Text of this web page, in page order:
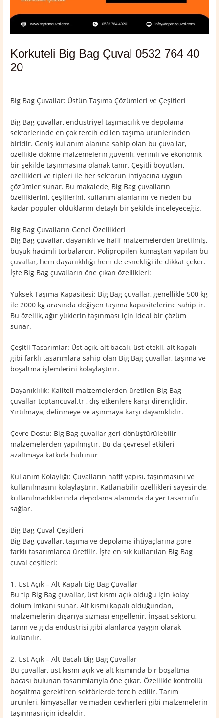
Korkuteli Big Bag Çuval 0532 764 40
20
Big Bag Çuvallar: Üstün Taşıma Çözümleri ve Çeşitleri
Big Bag çuvallar, endüstriyel taşımacılık ve depolama
sektörlerinde en çok tercih edilen taşıma ürünlerinden
biridir. Geniş kullanım alanına sahip olan bu çuvallar,
özellikle dökme malzemelerin güvenli, verimli ve ekonomik
bir şekilde taşınmasına olanak tanır. Çeşitli boyutları,
özellikleri ve tipleri ile her sektörün ihtiyacına uygun
çözümler sunar. Bu makalede, Big Bag çuvalların
özelliklerini, çeşitlerini, kullanım alanlarını ve neden bu
kadar popüler olduklarını detaylı bir şekilde inceleyeceğiz.
Big Bag Çuvalların Genel Özellikleri
Big Bag çuvallar, dayanıklı ve hafif malzemelerden üretilmiş,
büyük hacimli torbalardır. Polipropilen kumaştan yapılan bu
çuvallar, hem dayanıklılığı hem de esnekliği ile dikkat çeker.
İşte Big Bag çuvalların öne çıkan özellikleri:
Yüksek Taşıma Kapasitesi: Big Bag çuvallar, genellikle 500 kg
ile 2000 kg arasında değişen taşıma kapasitelerine sahiptir.
Bu özellik, ağır yüklerin taşınması için ideal bir çözüm
sunar.
Çeşitli Tasarımlar: Üst açık, alt bacalı, üst etekli, alt kapalı
gibi farklı tasarımlara sahip olan Big Bag çuvallar, taşıma ve
boşaltma işlemlerini kolaylaştırır.
Dayanıklılık: Kaliteli malzemelerden üretilen Big Bag
çuvallar toptancuval.tr , dış etkenlere karşı dirençlidir.
Yırtılmaya, delinmeye ve aşınmaya karşı dayanıklıdır.
Çevre Dostu: Big Bag çuvallar geri dönüştürülebilir
malzemelerden yapılmıştır. Bu da çevresel etkileri
azaltmaya katkıda bulunur.
Kullanım Kolaylığı: Çuvalların hafif yapısı, taşınmasını ve
kullanılmasını kolaylaştırır. Katlanabilir özellikleri sayesinde,
kullanılmadıklarında depolama alanında da yer tasarrufu
sağlar.
Big Bag Çuval Çeşitleri
Big Bag çuvallar, taşıma ve depolama ihtiyaçlarına göre
farklı tasarımlarda üretilir. İşte en sık kullanılan Big Bag
çuval çeşitleri:
1. Üst Açık – Alt Kapalı Big Bag Çuvallar
Bu tip Big Bag çuvallar, üst kısmı açık olduğu için kolay
dolum imkanı sunar. Alt kısmı kapalı olduğundan,
malzemelerin dışarıya sızması engellenir. İnşaat sektörü,
tarım ve gıda endüstrisi gibi alanlarda yaygın olarak
kullanılır.
2. Üst Açık – Alt Bacalı Big Bag Çuvallar
Bu çuvallar, üst kısmı açık ve alt kısmında bir boşaltma
bacası bulunan tasarımlarıyla öne çıkar. Özellikle kontrollü
boşaltma gerektiren sektörlerde tercih edilir. Tarım
ürünleri, kimyasallar ve maden cevherleri gibi malzemelerin
taşınması için idealdir.